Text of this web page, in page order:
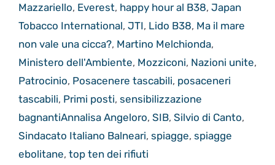
Mazzariello, Everest, happy hour al B38, Japan
Tobacco International, JTI, Lido B38, Ma il mare
non vale una cicca?, Martino Melchionda,
Ministero dell'Ambiente, Mozziconi, Nazioni unite,
Patrocinio, Posacenere tascabili, posaceneri
tascabili, Primi posti, sensibilizzazione
bagnantiAnnalisa Angeloro, SIB, Silvio di Canto,
Sindacato Italiano Balneari, spiagge, spiagge
ebolitane, top ten dei rifiuti